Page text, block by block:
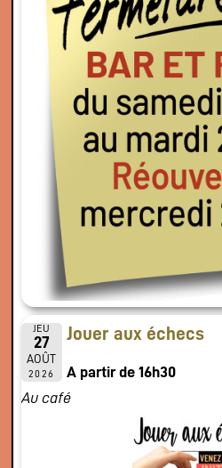
JEU
27
AOÛT
2026
Jouer aux échecs
A partir de 16h30
Au café